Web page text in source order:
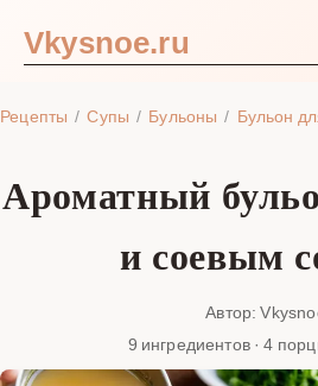
Vkysnoe.ru
Рецепты Супы Бульоны Бульон
Ароматный
и соевым
Автор:
9 ингредиентов · 4